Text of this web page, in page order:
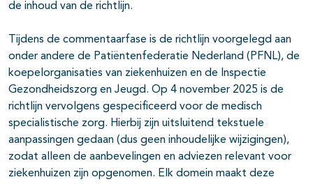
de inhoud van de richtlijn.
Tijdens de commentaarfase is de richtlijn voorgelegd aan
onder andere de Patiëntenfederatie Nederland (PFNL), de
koepelorganisaties van ziekenhuizen en de Inspectie
Gezondheidszorg en Jeugd. Op 4 november 2025 is de
richtlijn vervolgens gespecificeerd voor de medisch
specialistische zorg. Hierbij zijn uitsluitend tekstuele
aanpassingen gedaan (dus geen inhoudelijke wijzigingen),
zodat alleen de aanbevelingen en adviezen relevant voor
ziekenhuizen zijn opgenomen. Elk domein maakt deze